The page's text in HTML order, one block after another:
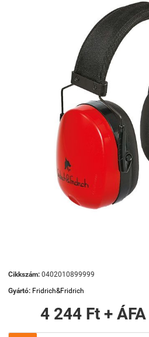
Cikkszám: 0402010899999
Gyártó: Fridrich&Fridrich
4 244 Ft +